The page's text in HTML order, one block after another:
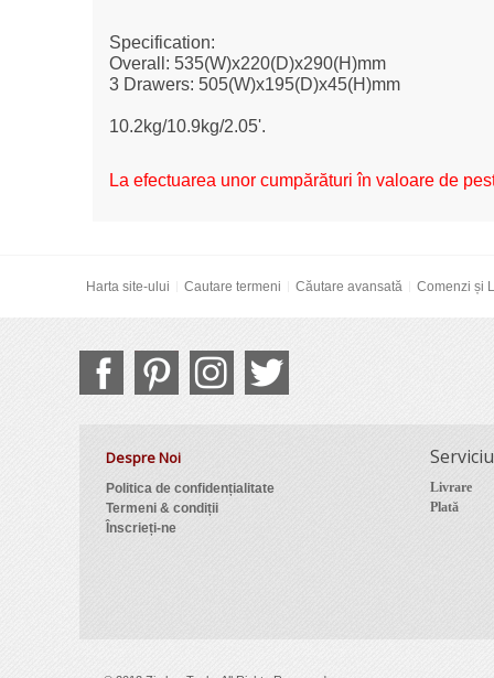
Specification:
Overall: 535(W)x220(D)x290(H)mm
3 Drawers: 505(W)x195(D)x45(H)mm
10.2kg/10.9kg/2.05'.
La efectuarea unor cumpărături în valoare de
Harta site-ului Cautare termeni Căutare avansată Comenzi și
Despre Noi
Politica de confidențialitate
Termeni & condiții
Înscrieți-ne
Livrare
Plată